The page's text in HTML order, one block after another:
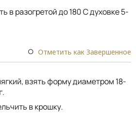
в разогретой до 180 С духовке 5-
Отметить как Завершенное
взять форму диаметром 18-
в крошку.